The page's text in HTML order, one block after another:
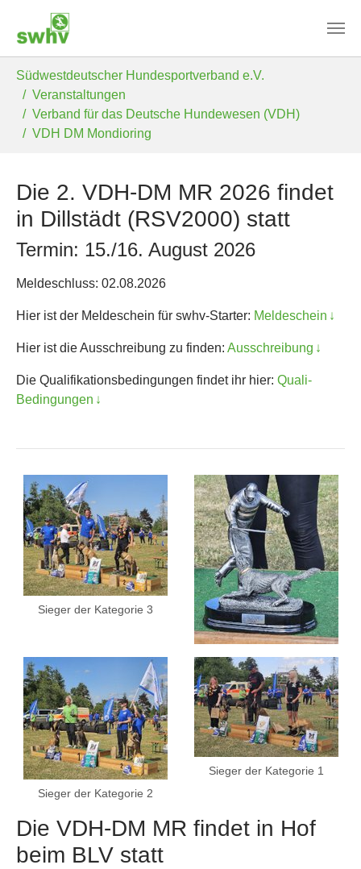
Südwestdeutscher Hundesportverband e.V.
Veranstaltungen
Verband für das Deutsche Hundewesen (VDH)
VDH DM Mondioring
Die 2. VDH-DM MR 2026 findet
in Dillstädt (RSV2000) statt
Termin: 15./16. August 2026
Meldeschluss: 02.08.2026
Hier ist der Meldeschein für swhv-Starter: Meldeschein
Hier ist die Ausschreibung zu finden: Ausschreibung
Die Qualifikationsbedingungen findet ihr hier: Quali-
Bedingungen
Sieger der Kategorie 3
Sieger der Kategorie 2
Sieger der Kategorie 1
Die VDH-DM MR findet in Hof
beim BLV statt